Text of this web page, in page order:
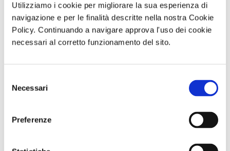
Utilizziamo i cookie per migliorare la sua esperienza di
navigazione e per le finalità descritte nella nostra Cookie
Policy. Continuando a navigare approva l'uso dei cookie
necessari al corretto funzionamento del sito.
delNecessari
Preferenze
Trekking con
aperitivo IL
Abbonameni
Trenitalia